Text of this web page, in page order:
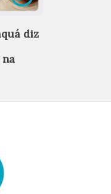
diz
na